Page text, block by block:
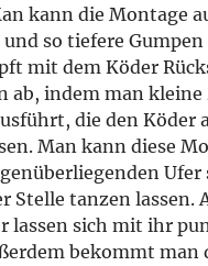
kann die Montage
so tiefere
mit dem Köder
ab, indem man
die den Köder
Man kann diese
Stelle tanzen lassen.
lassen sich mit ihr
bekommt man